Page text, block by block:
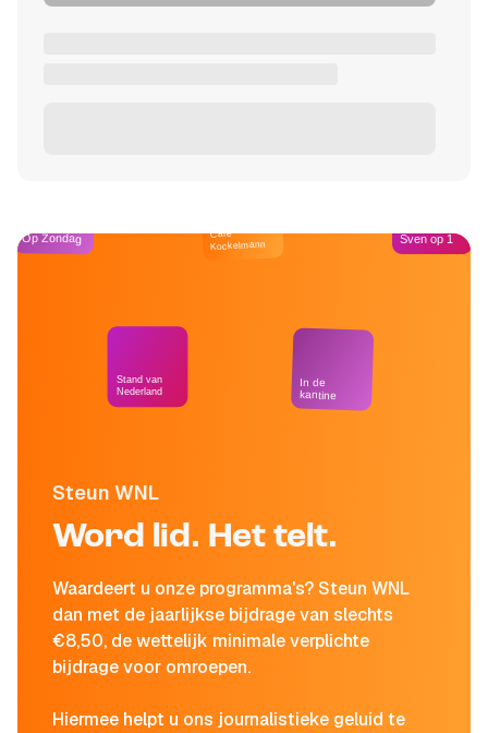
Steun WNL
Word lid. Het telt.
Waardeert u onze programma's? Steun WNL
dan met de jaarlijkse bijdrage van slechts
€8,50, de wettelijk minimale verplichte
bijdrage voor omroepen.
Hiermee helpt u ons journalistieke geluid te
Op Zondag
Stand van
Nederland
Café
Kockelmann
In de
kantine
Sven op 1